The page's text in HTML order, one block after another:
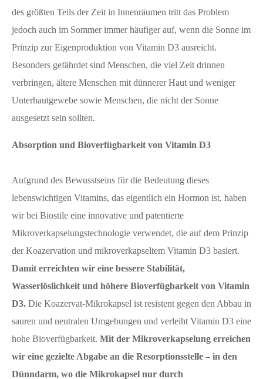
des größten Teils der Zeit in Innenräumen tritt das Problem
jedoch auch im Sommer immer häufiger auf, wenn die Sonne im
Prinzip zur Eigenproduktion von Vitamin D3 ausreicht.
Besonders gefährdet sind Menschen, die viel Zeit drinnen
verbringen, ältere Menschen mit dünnerer Haut und weniger
Unterhautgewebe sowie Menschen, die nicht der Sonne
ausgesetzt sein sollten.
Absorption und Bioverfügbarkeit von Vitamin D3
Aufgrund des Bewusstseins für die Bedeutung dieses
lebenswichtigen Vitamins, das eigentlich ein Hormon ist, haben
wir bei Biostile eine innovative und patentierte
Mikroverkapselungstechnologie verwendet, die auf dem Prinzip
der Koazervation und mikroverkapseltem Vitamin D3 basiert.
Damit erreichten wir eine bessere Stabilität,
Wasserlöslichkeit und höhere Bioverfügbarkeit von Vitamin
D3. Die Koazervat-Mikrokapsel ist resistent gegen den Abbau in
sauren und neutralen Umgebungen und verleiht Vitamin D3 eine
hohe Bioverfügbarkeit. Mit der Mikroverkapselung erreichen
wir eine gezielte Abgabe an die Resorptionsstelle – in den
Dünndarm, wo die Mikrokapsel nur durch